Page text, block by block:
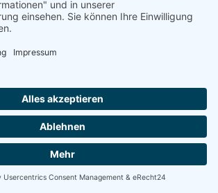
- Odoo Gold Partner.
Wir konnten viele alte Bekannte,
und Partner wieder treffen
Veranstaltung.